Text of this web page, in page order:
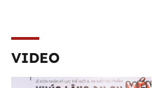
VIDEO